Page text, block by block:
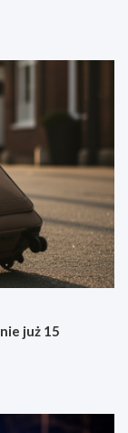
już 15